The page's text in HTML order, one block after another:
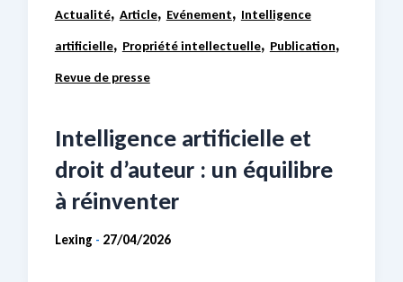
Actualité, Article, Evénement, Intelligence
artificielle, Propriété intellectuelle, Publication,
Revue de presse
Intelligence artificielle et
droit d’auteur : un équilibre
à réinventer
Lexing - 27/04/2026